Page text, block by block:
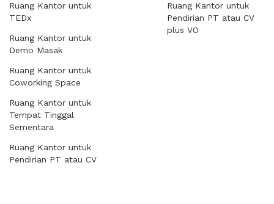
Ruang Kantor untuk
TEDx
Ruang Kantor untuk
Demo Masak
Ruang Kantor untuk
Coworking Space
Ruang Kantor untuk
Tempat Tinggal
Sementara
Ruang Kantor untuk
Pendirian PT atau CV
Ruang Kantor untuk
Pendirian PT atau CV
plus VO